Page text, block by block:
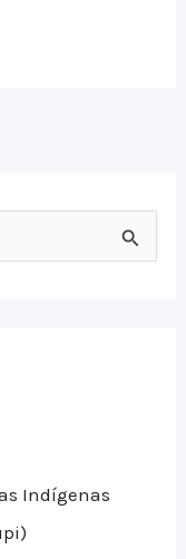
Indígenas